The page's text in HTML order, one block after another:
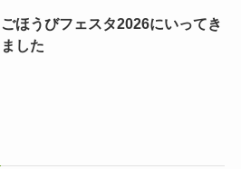
ごほうびフェスタ2026にいってき
ました